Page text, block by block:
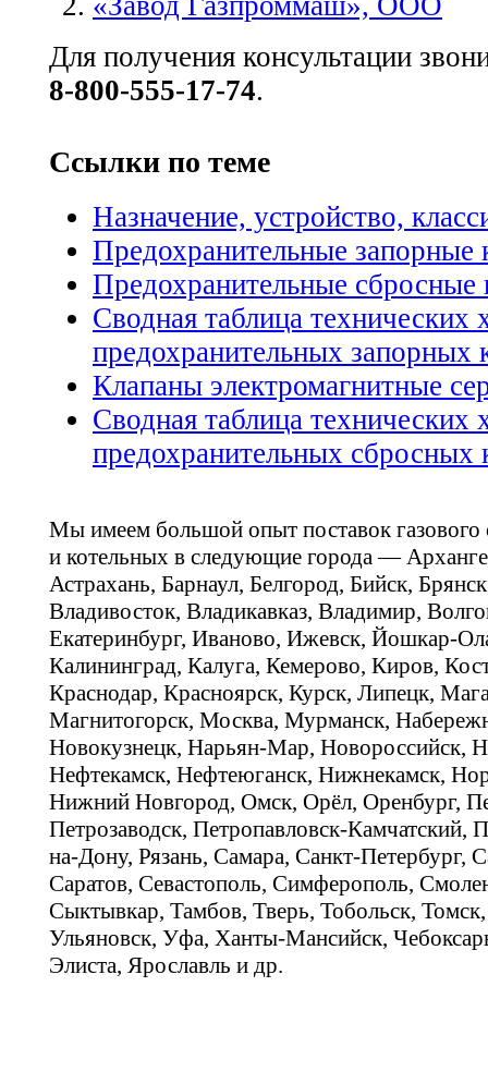
Для получения консультации
8-800-555-17-74.
Ссылки по теме
Назначение, устройство,
Предохранительные запорные
Предохранительные
Сводная таблица технических
предохранительных запорных
Клапаны электромагнитные
Сводная таблица технических
предохранительных сбросных
Мы имеем большой опыт поставок газового
и котельных в следующие города —
Астрахань, Барнаул, Белгород, Бийск,
Владивосток, Владикавказ, Владимир,
Екатеринбург, Иваново, Ижевск, Йошкар-
Калининград, Калуга, Кемерово, Киров,
Краснодар, Красноярск, Курск, Липецк,
Магнитогорск, Москва, Мурманск,
Новокузнецк, Нарьян-Мар, Новороссийск,
Нефтекамск, Нефтеюганск, Нижнекамск,
Нижний Новгород, Омск, Орёл, Оренбург,
Петрозаводск, Петропавловск-Камчатский,
на-Дону, Рязань, Самара, Санкт-Петербург,
Саратов, Севастополь, Симферополь,
Сыктывкар, Тамбов, Тверь, Тобольск,
Ульяновск, Уфа, Ханты-Мансийск,
Элиста, Ярославль и др.